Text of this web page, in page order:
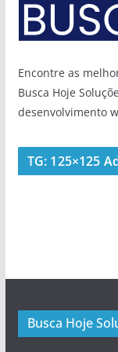
Encontre as
Busca Hoje
desenvolvimento
TG: 125×125
Busca Hoje